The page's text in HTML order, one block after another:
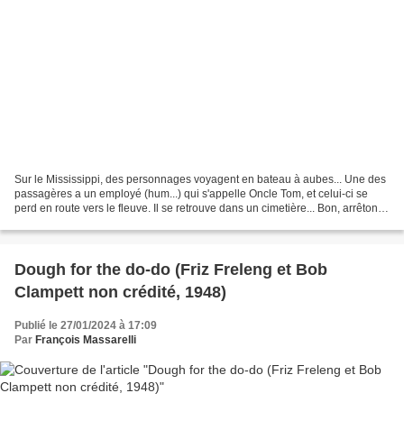
Sur le Mississippi, des personnages voyagent en bateau à aubes... Une des
passagères a un employé (hum...) qui s'appelle Oncle Tom, et celui-ci se
perd en route vers le fleuve. Il se retrouve dans un cimetière... Bon, arrêtons-
Dough for the do-do (Friz Freleng et Bob
Clampett non crédité, 1948)
Publié le 27/01/2024 à 17:09
Par François Massarelli